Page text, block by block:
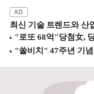
최신 기술 트렌드와 산업별 적용 사